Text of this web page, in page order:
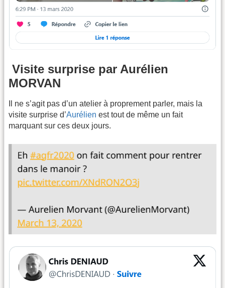
Visite surprise par Aurélien
MORVAN
Il ne s’agit pas d’un atelier à proprement parler, mais la
visite surprise d’Aurélien est tout de même un fait
marquant sur ces deux jours.